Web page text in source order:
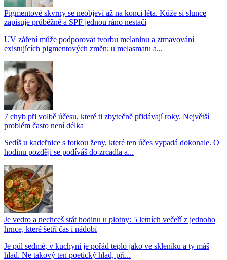
Pigmentové skvrny se neobjeví až na konci léta. Kůže si slunce
zapisuje průběžně a SPF jednou ráno nestačí
UV záření může podporovat tvorbu melaninu a ztmavování
existujících pigmentových změn; u melasmatu a...
7 chyb při volbě účesu, které ti zbytečně přidávají roky. Největší
problém často není délka
Sedíš u kadeřnice s fotkou ženy, které ten účes vypadá dokonale. O
hodinu později se podíváš do zrcadla a...
Je vedro a nechceš stát hodinu u plotny: 5 letních večeří z jednoho
hrnce, které šetří čas i nádobí
Je půl sedmé, v kuchyni je pořád teplo jako ve skleníku a ty máš
hlad. Ne takový ten poetický hlad, při...